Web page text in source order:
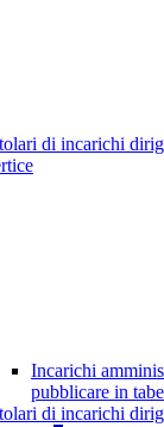
di incarichi
Incarichi
pubblicare in
di incarichi